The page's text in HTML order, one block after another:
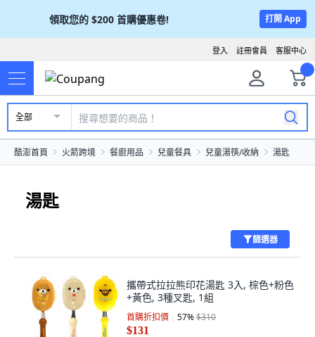
領取您的 $200 首購優惠卷! 打開 App
客服中心
註冊會員
登入
全部
酷澎首頁 火箭跨境 餐廚用品 兒童餐具 兒童湯筷/收納 湯匙
湯匙
篩選器
攜帶式拉拉熊印花湯匙 3入, 棕色+粉色
+黃色, 3種叉匙, 1組
首購折扣價 57%$310
$131